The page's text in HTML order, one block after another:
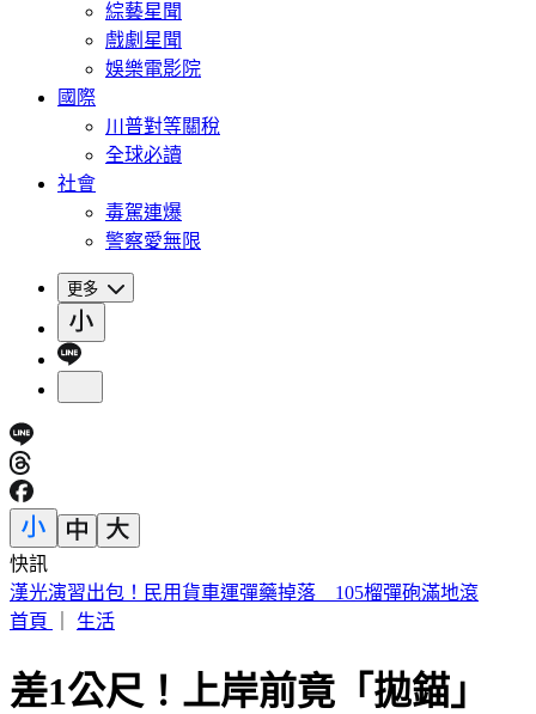
綜藝星聞
戲劇星聞
娛樂電影院
國際
川普對等關稅
全球必讀
社會
毒駕連爆
警察愛無限
更多
快訊
周子瑜、葉舒華入圍2026全球百大美女 林莎首上榜
首頁
生活
差1公尺！上岸前竟「拋錨」